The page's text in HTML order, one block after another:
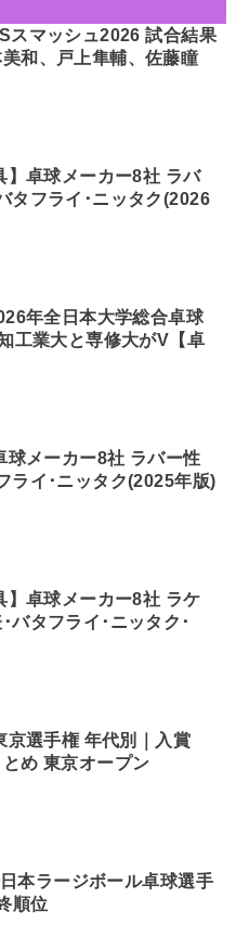
スマッシュ2026 試合結果
和、戸上隼輔、佐藤瞳
】卓球メーカー8社 ラバ
タフライ･ニッタク(2026
年全日本大学総合卓球
工業大と専修大がV【卓
球メーカー8社 ラバー性
ライ･ニッタク(2025年版)
】卓球メーカー8社 ラケ
バタフライ･ニッタク･
京選手権 年代別｜入賞
め 東京オープン
本ラージボール卓球選手
順位